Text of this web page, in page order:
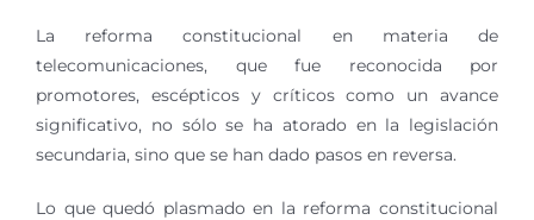
La reforma constitucional en materia de
telecomunicaciones, que fue reconocida por
promotores, escépticos y críticos como un avance
significativo, no sólo se ha atorado en la legislación
secundaria, sino que se han dado pasos en reversa.
Lo que quedó plasmado en la reforma constitucional